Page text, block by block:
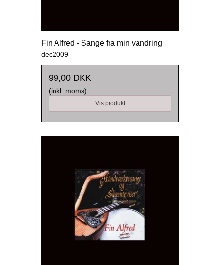
Fin Alfred - Sange fra min vandring
dec2009
99,00 DKK
(inkl. moms)
Vis produkt